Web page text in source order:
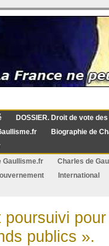
DOSSIER. Droit de vote
Biographie de
Gaullisme.fr
Charles de
International
publics ».